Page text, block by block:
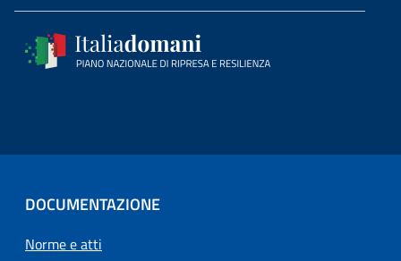
DOCUMENTAZIONE
Norme e atti